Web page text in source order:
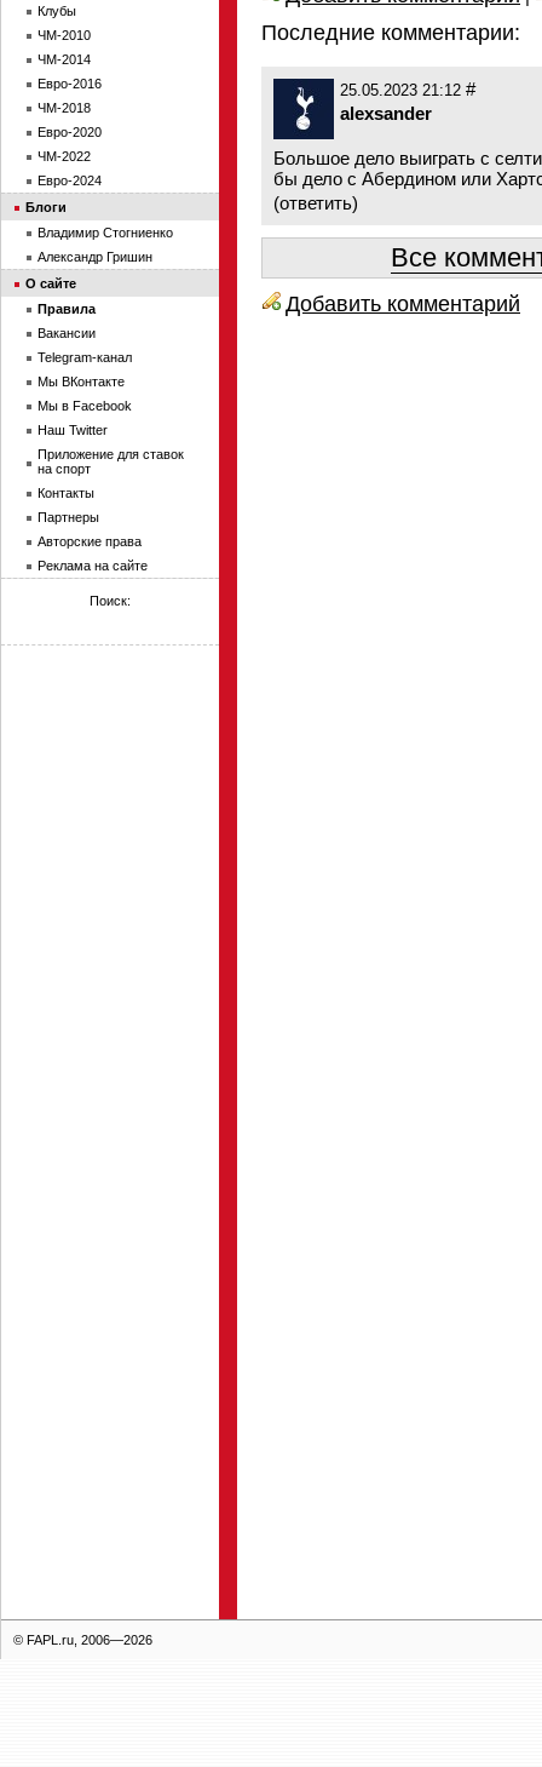
Последние комментарии:
25.05.2023 21:12 #
alexsander
Большое дело выиграть с
бы дело с Абердином или
(ответить)
Все
Добавить комментарий
Клубы
ЧМ-2010
ЧМ-2014
Евро-2016
ЧМ-2018
Евро-2020
ЧМ-2022
Евро-2024
Блоги
Владимир Стогниенко
Александр Гришин
О сайте
Правила
Вакансии
Telegram-канал
Мы ВКонтакте
Мы в Facebook
Наш Twitter
Приложение для ставок
на спорт
Контакты
Партнеры
Авторские права
Реклама на сайте
Поиск:
© FAPL.ru, 2006—2026